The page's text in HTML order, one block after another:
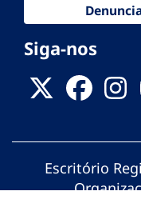
Siga-nos
Escritório